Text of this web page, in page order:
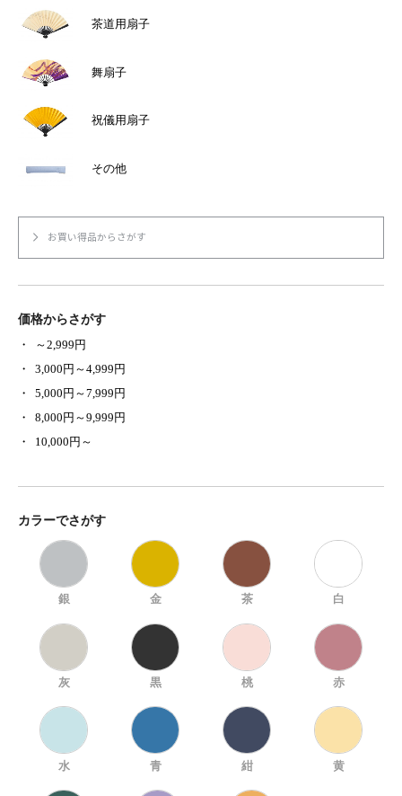
茶道用扇子
舞扇子
祝儀用扇子
その他
お買い得品からさがす
価格からさがす
～2,999円
3,000円～4,999円
5,000円～7,999円
8,000円～9,999円
10,000円～
カラーでさがす
銀 金 茶 白
灰 黒 桃 赤
水 青 紺 黄